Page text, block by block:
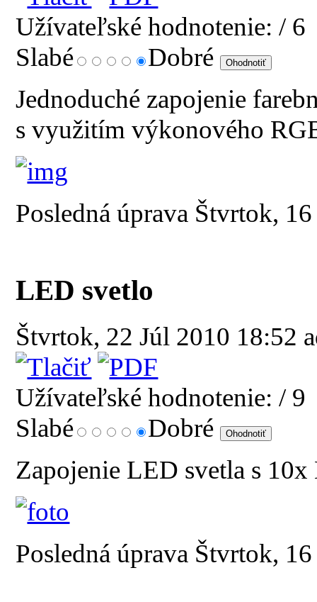
Užívateľské hodnotenie: / 6
Slabé
Dobré
Jednoduché zapojenie
s využitím výkonového
Posledná úprava Štvrtok,
LED svetlo
Štvrtok, 22 Júl 2010 18:52
Užívateľské hodnotenie: / 9
Slabé
Dobré
Zapojenie LED svetla s
Posledná úprava Štvrtok,